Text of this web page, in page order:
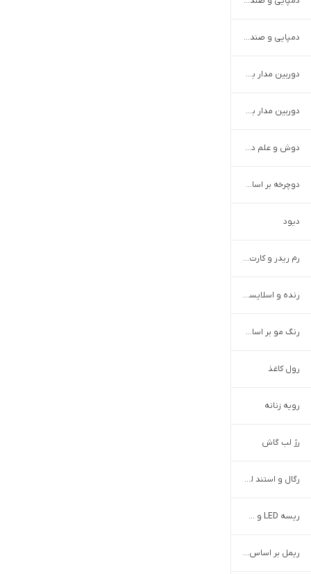
دمپایی و صندل مردانه
دوربین مدار بسته
دوربین مدار بسته بر اساس رزولوشن
دوش و علم دوش
دوچرخه بر اساس سایز
دیود
رم ریدر و کارت خوان
رنده و اسلایسر دستی
رنگ مو بر اساس برند
رول کاغذ
رویه زنانه
رژ لب گاش
رگال و استند لباس
ریسه LED و شلنگ نوری
ریمل بر اساس برند